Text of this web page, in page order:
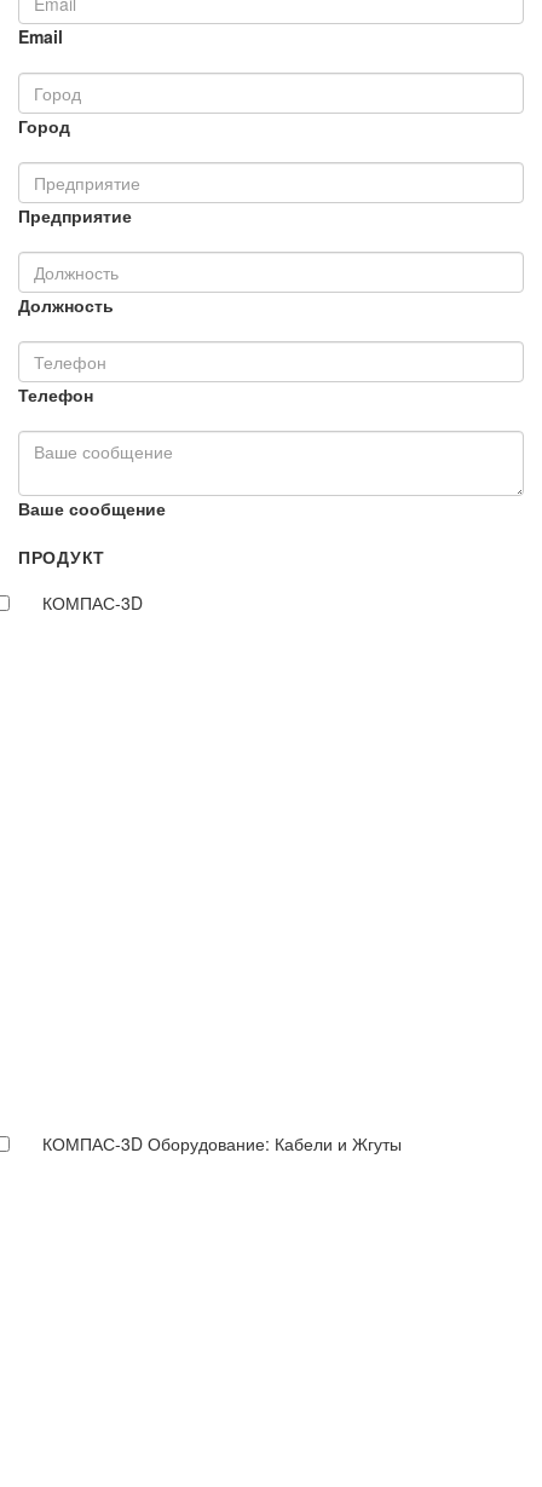
Email
Город
Предприятие
Должность
Телефон
Ваше сообщение
ПРОДУКТ
КОМПАС-3D
КОМПАС-3D Оборудование: Кабели и Жгуты